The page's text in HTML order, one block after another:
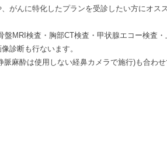
がんに特化したプランを受診したい方にオス
MRI検査・胸部CT検査・甲状腺エコー検査・
診断も行ないます。
麻酔は使用しない経鼻カメラで施行)も合わせ
ェックして頂けます。